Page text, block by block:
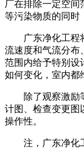
厂在排除一定空间
等污染物质的同时
广东净化工程将
流速度和气流分布
范围内给予特别设
如何变化，室内都
除了观察激励等
计图、检查变更图
操作性。
注，广东净化工